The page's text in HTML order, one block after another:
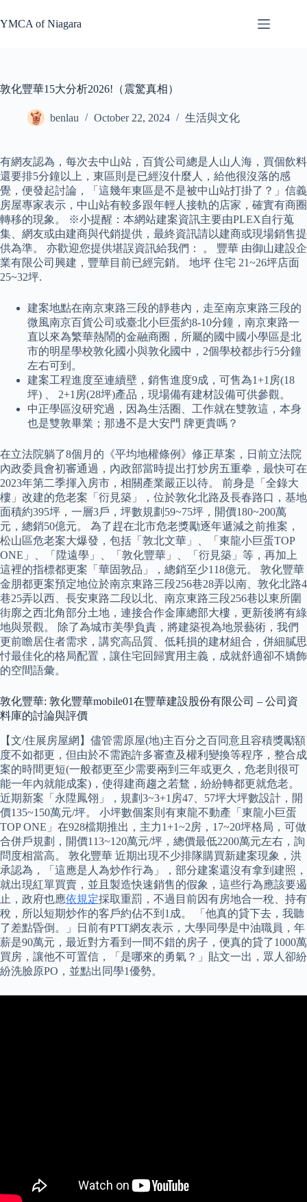
to
content
YMCA of Niagara
敦化豐華15大分析2026!（震驚真相）
benlau October 22, 2024 生活與文化
有網友認為，每次去中山站，百貨公司總是人山人海，買個飲料
還要排5分鐘以上，東區則是已經沒什麼人，給他很沒落的感
覺，便發起討論，「這幾年東區是不是被中山站打掛了？」信義
房屋專家表示，中山站有較多跟年輕人接軌的店家，確實有商圈
轉移的現象。 ※小提醒：本網站建案資訊主要由PLEX自行蒐
集、網友或由建商與代銷提供，最終資訊請以建商或現場銷售提
供為準。 亦歡迎您提供堪誤資訊給我們： 。 豐華 由御山建設企
業有限公司興建，豐華目前已經完銷。 地坪 住宅 21~26坪店面
25~32坪.
建案地點在南京東路三段的靜巷內，走至南京東路三段的
微風南京百貨公司或臺北小巨蛋約8-10分鐘，南京東路一
直以來為繁華熱鬧的金融商圈，所屬的國中國小學區是北
市的明星學校敦化國小與敦化國中，2個學校都步行5分鐘
左右可到。
建案工程進度至連續壁，銷售進度9成，可售為1+1房(18
坪) 、 2+1房(28坪)產品，現場備有建材設備可供參觀。
中正學區沒研究過，因為生活圈、工作就在雙敦這，本身
也是雙敦畢業；那邊不是大安門 牌更貴嗎？
在立法院躺了8個月的《平均地權條例》修正草案，日前立法院
內政委員會初審通過，內政部當時提出打炒房五重拳，最快可在
2023年第二季揮入房市，相關產業嚴正以待。 前身是「全錄大
樓」改建的危老案「衍見築」，位於敦化北路及長春路口，基地
面積約395坪，一層3戶，坪數規劃59~75坪，開價180~200萬
元，總銷50億元。 為了趕在北市危老獎勵逐年遞減之前推案，
松山區危老案大爆發，包括「敦北文華」、「東龍小巨蛋TOP
ONE」、「陞遠學」、「敦化豐華」、「衍見築」等，再加上
這裡的指標都更案「華固敦品」，總銷至少118億元。 敦化豐華
金朋都更案預定地位於南京東路三段256巷28弄以南、敦化北路4
巷25弄以西、長安東路二段以北、南京東路三段256巷以東所圍
街廓之西北角部分土地，連接合作金庫總部大樓，更新後將有綠
地與景觀。 除了為城市美學負責，將建築視為地景藝術，我們
更前瞻居住者需求，講究高品質、低耗損的建材組合，併細膩思
忖最佳化的格局配置，讓住宅回歸實用主義，成就舒適卻不矯飾
的空間語彙。
敦化豐華: 敦化豐華mobile01在豐華建設股份有限公司 – 公司資
料庫的討論與評價
【文/住展房屋網】儘管需原屋(地)主百分之百同意且容積獎勵額
度不如都更，但由於不需跑許多審查及權利變換等程序，整合成
案的時間更短(一般都更至少需要兩到三年或更久，危老則很可
能一年內就能成案)，使得建商趨之若鶩，紛紛轉都更就危老。
近期新案「永陞鳳翎」，規劃3~3+1房47、57坪大坪數設計，開
價135~150萬元/坪。 小坪數個案則有東龍不動產「東龍小巨蛋
TOP ONE」在928檔期推出，主力1+1~2房，17~20坪格局，可做
合併戶規劃，開價113~120萬元/坪，總價最低2200萬元左右，詢
問度相當高。 敦化豐華 近期出現不少排隊購買新建案現象，洪
承認為，「這應是人為炒作行為」，部分建案還沒有拿到建照，
就出現紅單買賣，並且製造快速銷售的假象，這些行為應該要遏
止，政府也應依規定採取重罰，不過目前因有房地合一稅、持有
稅，所以短期炒作的客戶約佔不到1成。 「他真的貸下去，我聽
了差點昏倒。」日前有PTT網友表示，大學同學是中油職員，年
薪是90萬元，最近對方看到一間不錯的房子，便真的貸了1000萬
買房，讓他不可置信，「是哪來的勇氣？」貼文一出，眾人卻紛
紛洗臉原PO，並點出同學1優勢。